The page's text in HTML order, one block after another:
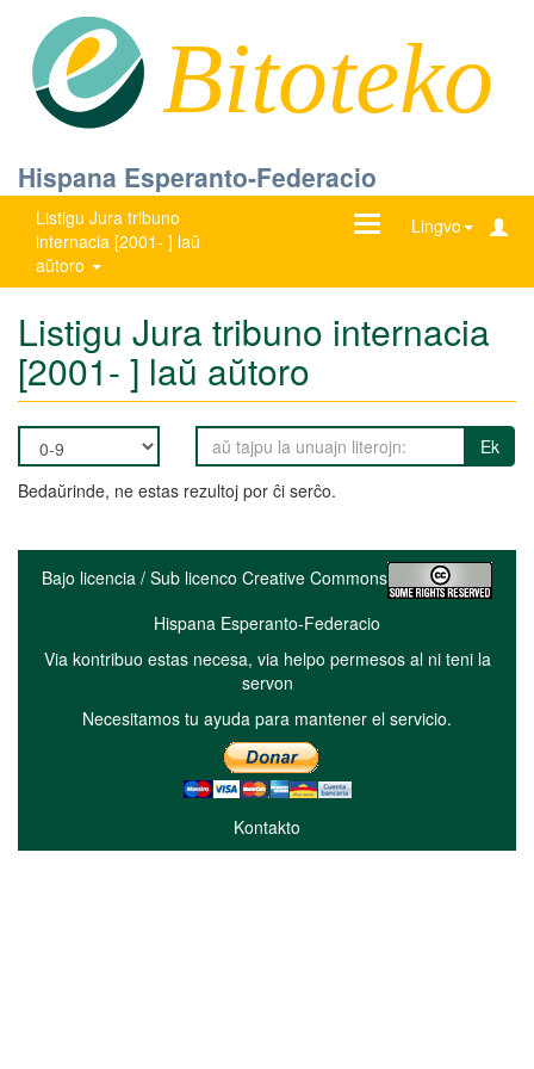
Bitoteko
Hispana Esperanto-Federacio
Listigu Jura tribuno
internacia [2001- ] laŭ
aŭtoro
Lingvo
Ŝanĝu
Listigu Jura tribuno internacia
[2001- ] laŭ aŭtoro
Ek
Bedaŭrinde, ne estas rezultoj por ĉi serĉo.
Bajo licencia / Sub licenco Creative Commons
Hispana Esperanto-Federacio
Via kontribuo estas necesa, via helpo permesos al ni teni la
servon
Necesitamos tu ayuda para mantener el servicio.
Kontakto